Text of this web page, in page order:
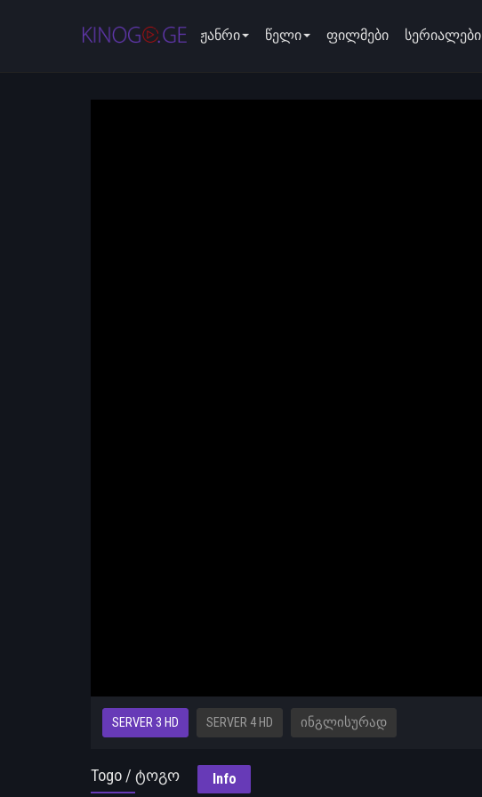
ჟანრი წელი ფილმები სერიალები
SERVER 3 HD SERVER 4 HD ᲘᲜᲒᲚᲘᲡᲣᲠᲐᲓ
Togo / ტოგო Info